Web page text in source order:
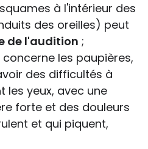
à l'intérieur des
des oreilles) peut
de l'audition ;
les paupières,
des difficultés à
yeux, avec une
forte et des douleurs
et qui piquent,